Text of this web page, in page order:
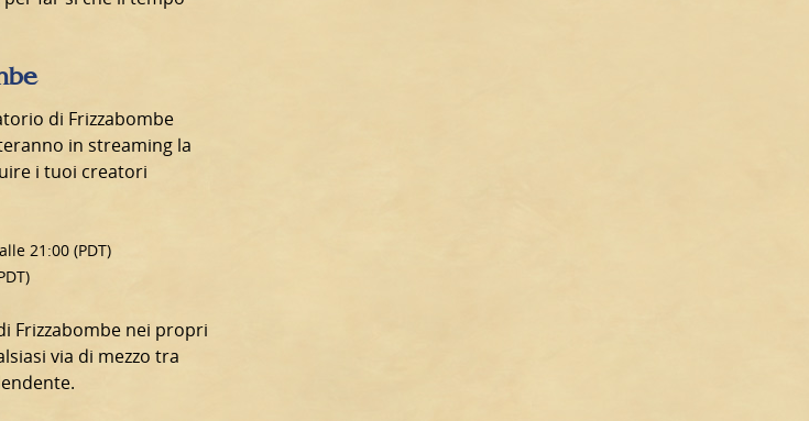
di Frizzabombe
in streaming la
i tuoi creatori
21:00 (PDT)
Frizzabombe nei propri
via di mezzo tra